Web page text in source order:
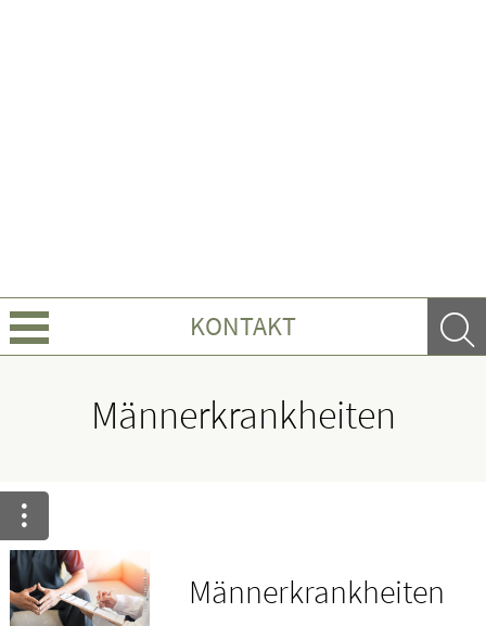
KONTAKT
Ratgeber
Krankheiten & Therapie
ELTERN UND KIND
Männerkrankheiten
Männerkrankheiten